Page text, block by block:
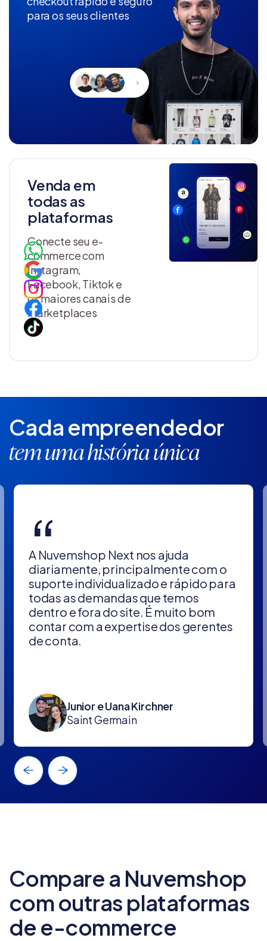
para os seus clientes
Venda em
todas as
plataformas
Conecte seu e-
commerce com
Instagram,
Facebook, Tiktok e
os maiores canais de
marketplaces
Cada empreendedor
tem uma história única
“
A Nuvemshop Next nos ajuda
diariamente, principalmente com o
suporte individualizado e rápido para
todas as demandas que temos
dentro e fora do site. É muito bom
contar com a expertise dos gerentes
de conta.
Junior e Uana Kirchner
Saint Germain
Compare a Nuvemshop
com outras plataformas
de e-commerce